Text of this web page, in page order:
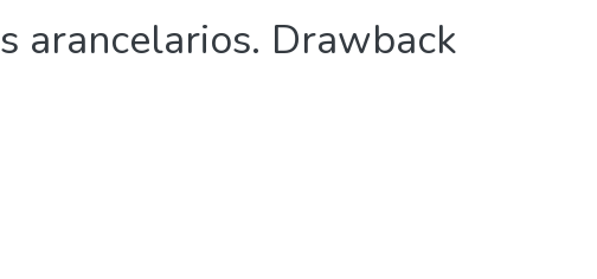
arancelarios. Drawback